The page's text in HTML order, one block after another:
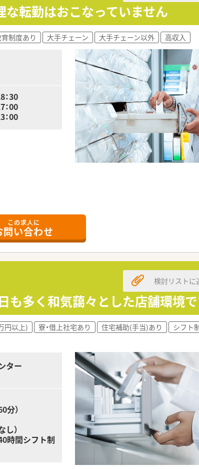
な転勤はおこなっていません
制度あり 大手チェーン 大手チェーン以外 高収入
：30
：00
00
、医療コンサルティングや医療機関の建て替えサポー
Dr.にフィードバックする文化が根付いております。
小児」などの6つの分野へのスペシャリストを育成し
、経営コンサルなどご自身の志向に合わせたキャリア
とで昇給昇格する制度を導入しております。
たい」と手を挙げて、研修を受けることができます。
ります。
認定を取得しています。
に取得できます。
。
検討できます。
されます。
めに取得できます。
この求人に
問い合わせ
も多く和気藹々とした店舗環境
検討リストに
円以上) 寮・借上社宅あり 住宅補助(手当)あり
シフト
ター
分）
し）
時間シフト制